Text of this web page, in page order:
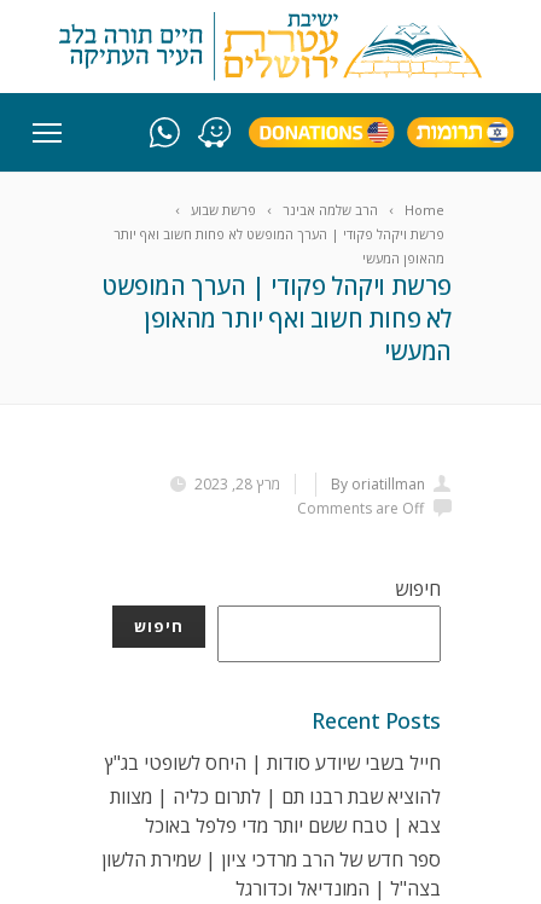
Home הרב שלמה אבינר
פרשת שבוע
פרשת ויקהל פקודי | הערך המופשט לא פחות חשוב ואף יותר
מהאופן המעשי
פרשת ויקהל פקודי | הערך המופשט
לא פחות חשוב ואף יותר מהאופן
המעשי
מרץ 28, 2023
By oriatillman
Comments are Off
חיפוש
חיפוש
Recent Posts
חייל בשבי שיודע סודות | היחס לשופטי בג"ץ
להוציא שבת רבנו תם | לתרום כליה | מצוות
צבא | טבח ששם יותר מדי פלפל באוכל
ספר חדש של הרב מרדכי ציון | שמירת הלשון
בצה"ל | המונדיאל וכדורגל